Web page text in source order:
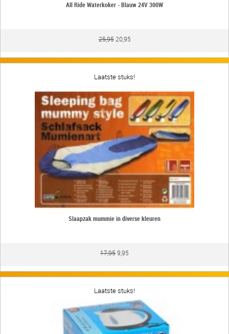
All Ride Waterkoker - Blauw 24V 300W
25,9520,95
Laatste stuks!
Slaapzak mummie in diverse kleuren
17,959,95
Laatste stuks!